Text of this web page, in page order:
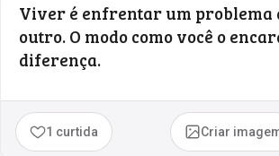
Viver é enfrentar um problema
outro. O modo como você o
diferença.
1 curtida Criar